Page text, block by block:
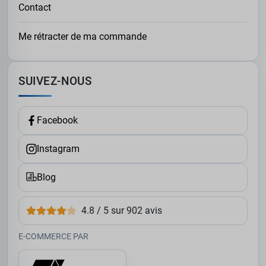
journées, qu’elles soient décontractées ou
professionnelles. Grâce à des matières de qualité et des
finitions soignées, ces pulls s’imposent comme de
permettent de trouver facilement le modèle qui
correspond à votre style, tout en sublimant votre
silhouette.
Contact
Me rétracter de ma commande
SUIVEZ-NOUS
Facebook
Instagram
Blog
4.8 / 5 sur 902 avis
E-COMMERCE PAR